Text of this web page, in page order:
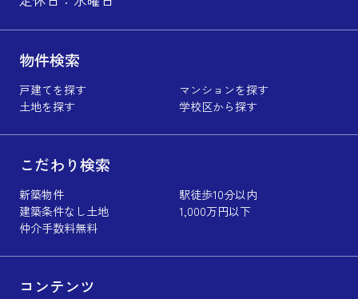
物件検索
戸建てを探す
マンションを探す
土地を探す
学校区から探す
こだわり検索
新築物件
駅徒歩10分以内
建築条件なし土地
1,000万円以下
仲介手数料無料
コンテンツ